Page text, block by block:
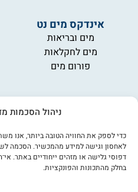
ניהול הסכמות
לאחסון וגישה למידע מהמכשיר. הסכמה
דפוסי גלישה או מזהים ייחודיים באתר.
בחלק מהתכונות והפונקציות.
אינדקס מים נט
מים ובריאות
מים לחקלאות
פורום מים
תקנון
הרשמה
הצהרת